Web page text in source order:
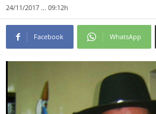
24/11/2017 ... 09:12h
Facebook WhatsApp